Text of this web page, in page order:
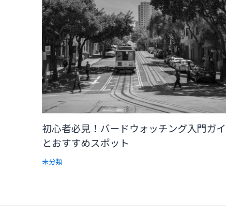
初心者必見！バードウォッチング入門ガ
とおすすめスポット
未分類